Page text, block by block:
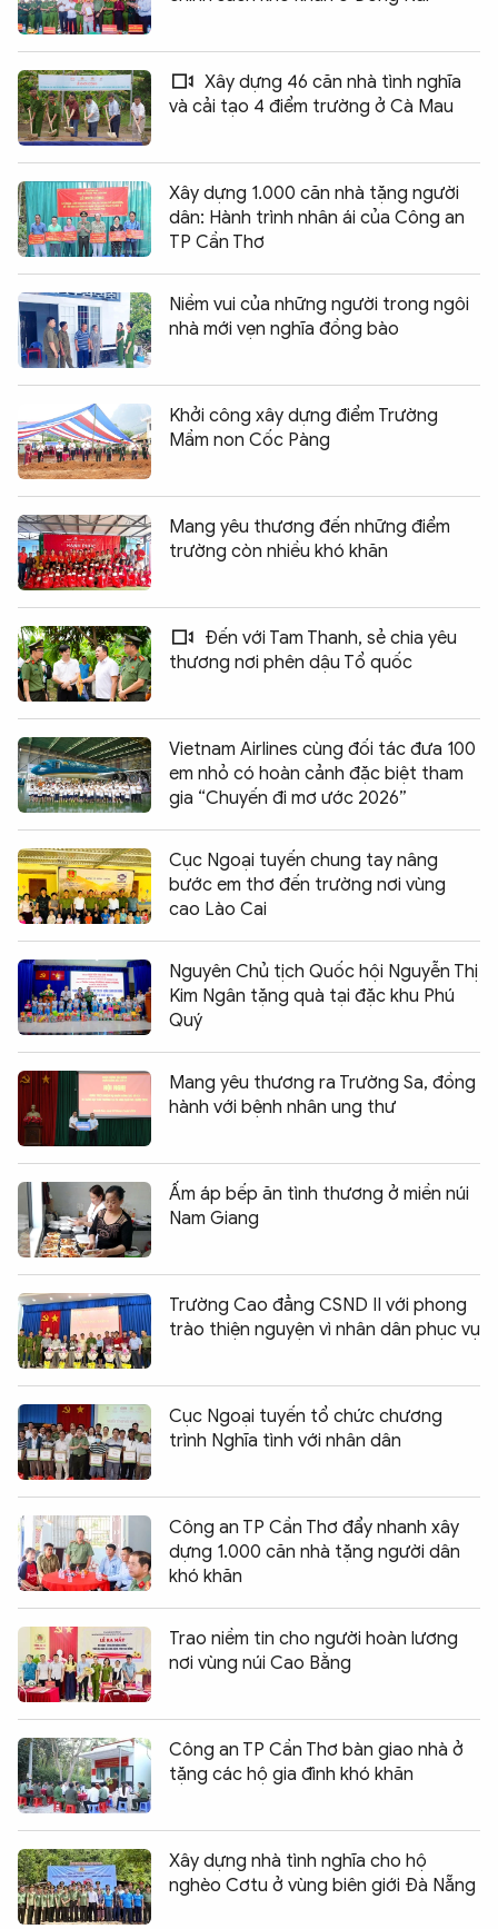
Xây dựng 46 căn nhà tình nghĩa
và cải tạo 4 điểm trường ở Cà Mau
Xây dựng 1.000 căn nhà tặng người
dân: Hành trình nhân ái của Công an
TP Cần Thơ
Niềm vui của những người trong ngôi
nhà mới vẹn nghĩa đồng bào
Khởi công xây dựng điểm Trường
Mầm non Cốc Pàng
Mang yêu thương đến những điểm
trường còn nhiều khó khăn
Đến với Tam Thanh, sẻ chia yêu
thương nơi phên dậu Tổ quốc
Vietnam Airlines cùng đối tác đưa 100
em nhỏ có hoàn cảnh đặc biệt tham
gia “Chuyến đi mơ ước 2026”
Cục Ngoại tuyến chung tay nâng
bước em thơ đến trường nơi vùng
cao Lào Cai
Nguyên Chủ tịch Quốc hội Nguyễn Thị
Kim Ngân tặng quà tại đặc khu Phú
Quý
Mang yêu thương ra Trường Sa, đồng
hành với bệnh nhân ung thư
Ấm áp bếp ăn tình thương ở miền núi
Nam Giang
Trường Cao đẳng CSND II với phong
trào thiện nguyện vì nhân dân phục vụ
Cục Ngoại tuyến tổ chức chương
trình Nghĩa tình với nhân dân
Công an TP Cần Thơ đẩy nhanh xây
dựng 1.000 căn nhà tặng người dân
khó khăn
Trao niềm tin cho người hoàn lương
nơi vùng núi Cao Bằng
Công an TP Cần Thơ bàn giao nhà ở
tặng các hộ gia đình khó khăn
Xây dựng nhà tình nghĩa cho hộ
nghèo Cơtu ở vùng biên giới Đà Nẵng